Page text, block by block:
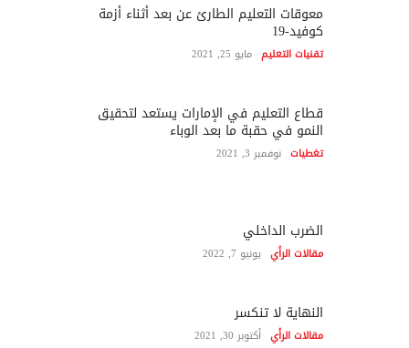
معوقات التعليم الطارئ عن بعد أثناء أزمة
كوفيد-19
تقنيات التعليم مايو 25, 2021
قطاع التعليم في الإمارات يستعد لتحقيق
النمو في حقبة ما بعد الوباء
تغطيات نوفمبر 3, 2021
الضرب الداخلي
مقالات الرأي يونيو 7, 2022
النهاية لا تنكسر
مقالات الرأي أكتوبر 30, 2021